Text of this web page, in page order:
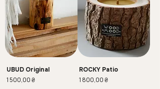
UBUD Original
Ціна
1 500,00 ₴
ROCKY Patio
Ціна
1 800,00 ₴